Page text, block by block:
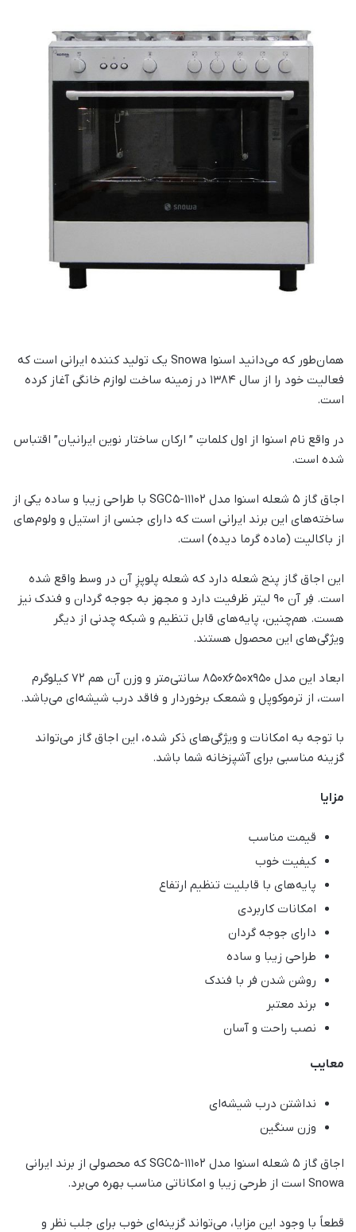
همان‌طور که می‌دانید اسنوا Snowa یک تولید کننده ایرانی است که
فعالیت خود را از سال ۱۳۸۴ در زمینه ساخت لوازم خانگی آغاز کرده
است.
در واقع نام اسنوا از اول کلماتِ ” ارکان ساختار نوین ایرانیان” اقتباس
شده است.
اجاق گاز 5 شعله اسنوا مدل SGC5-11102 با طراحی زیبا و ساده یکی از
ساخته‌های این برند ایرانی است که دارای جنسی از استیل و ولوم‌های
از باکالیت (ماده گرما دیده) است.
این اجاق گاز پنج شعله دارد که شعله پلوپزِ آن در وسط واقع شده
است. فِر آن ۹۰ لیتر ظرفیت دارد و مجهز به جوجه گردان و فندک نیز
هست. هم‌چنین، پایه‌های قابل تنظیم و شبکه چدنی از دیگر
ویژگی‌های این محصول هستند.
ابعاد این مدل 850x650x950 سانتی‌متر و وزن آن هم 72 کیلوگرم
است، از ترموکوپل و شمعک برخوردار و فاقد درب شیشه‌ای می‌باشد.
با توجه به امکانات و ویژگی‌های ذکر شده، این اجاق گاز می‌تواند
گزینه مناسبی برای آشپزخانه شما باشد.
مزایا
قیمت مناسب
کیفیت خوب
پایه‌های با قابلیت تنظیم ارتفاع
امکانات کاربردی
دارای جوجه گردان
طراحی زیبا و ساده
روشن شدن فر با فندک
برند معتبر
نصب راحت و آسان
معایب
نداشتن درب شیشه‌ای
وزن سنگین
اجاق گاز 5 شعله اسنوا مدل SGC5-11102 که محصولی از برند ایرانی
Snowa است از طرحی زیبا و امکاناتی مناسب بهره می‌برد.
قطعاً با وجود این مزایا، می‌تواند گزینه‌ای خوب برای جلب نظر و